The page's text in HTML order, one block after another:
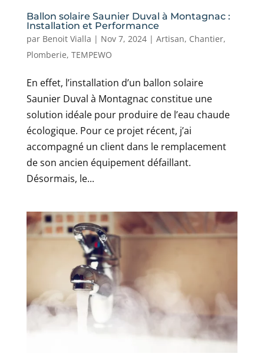
Ballon solaire Saunier Duval à Montagnac :
Installation et Performance
par Benoit Vialla | Nov 7, 2024| Artisan, Chantier,
Plomberie, TEMPEWO
En effet, l’installation d’un ballon solaire
Saunier Duval à Montagnac constitue une
solution idéale pour produire de l’eau chaude
écologique. Pour ce projet récent, j’ai
accompagné un client dans le remplacement
de son ancien équipement défaillant.
Désormais, le...